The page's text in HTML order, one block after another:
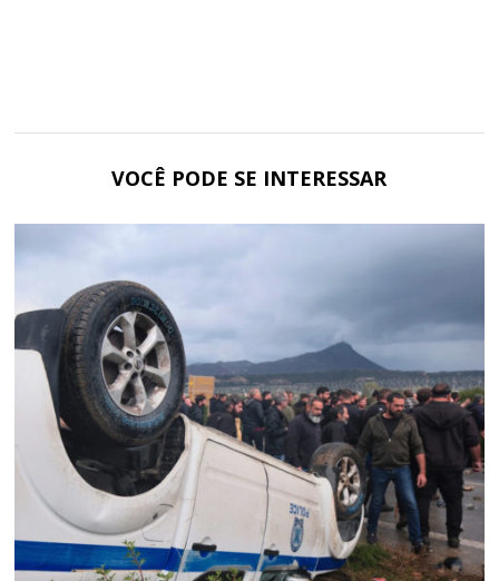
VOCÊ PODE SE INTERESSAR